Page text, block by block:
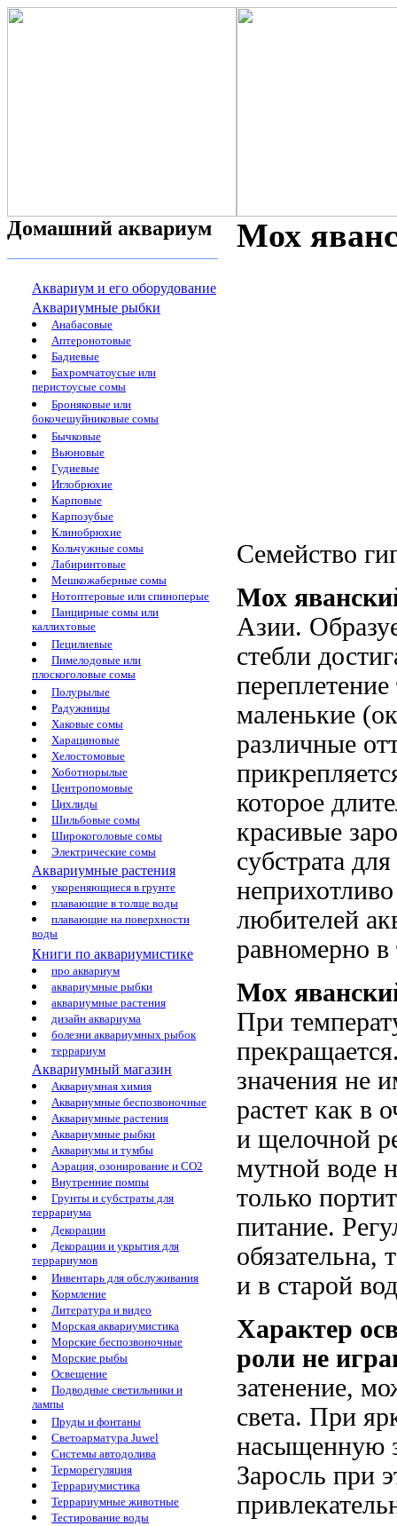
Домашний аквариум
Аквариум и его оборудование
Аквариумные рыбки
Анабасовые
Аптеронотовые
Бадиевые
Бахромчатоусые или
перистоусые сомы
Броняковые или
бокочешуйниковые сомы
Бычковые
Вьюновые
Гудиевые
Иглобрюхие
Карповые
Карпозубые
Клинобрюхие
Кольчужные сомы
Лабиринтовые
Мешкожаберные сомы
Нотоптеровые или спиноперые
Панцирные сомы или
каллихтовые
Пецилиевые
Пимелодовые или
плоскоголовые сомы
Полурылые
Радужницы
Хаковые сомы
Харациновые
Хелостомовые
Хоботнорылые
Центропомовые
Цихлиды
Шильбовые сомы
Широкоголовые сомы
Электрические сомы
Аквариумные растения
укореняющиеся в грунте
плавающие в толще воды
плавающие на поверхности
воды
Книги по аквариумистике
про аквариум
аквариумные рыбки
аквариумные растения
дизайн аквариума
болезни аквариумных рыбок
террариум
Аквариумный магазин
Аквариумная химия
Аквариумные беспозвоночные
Аквариумные растения
Аквариумные рыбки
Аквариумы и тумбы
Аэрация, озонирование и CO2
Внутренние помпы
Грунты и субстраты для
террариума
Декорации
Декорации и укрытия для
террариумов
Инвентарь для обслуживания
Кормление
Литература и видео
Морская аквариумистика
Морские беспозвоночные
Морские рыбы
Освещение
Подводные светильники и
лампы
Пруды и фонтаны
Светоарматура Juwel
Системы автодолива
Терморегуляция
Террариумистика
Террариумные животные
Тестирование воды
Мох
Семейство
Мох
Азии.
стебли
маленькие
различные
которое
красивые
субстрата
любителей
равномерно в
Мох
При
значения не
растет как в
и щелочной
мутной воде
только
питание.
обязательна,
и в старой
Характер
роли не
затенение,
света. При
насыщенную
Заросль при